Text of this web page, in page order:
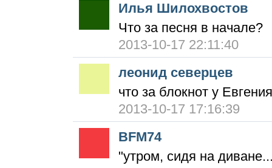
Илья Шилохвостов
Что за песня в начале?
2013-10-17 22:11:40
леонид северцев
что за блокнот у
2013-10-17 17:16:39
BFM74
"утром, сидя на